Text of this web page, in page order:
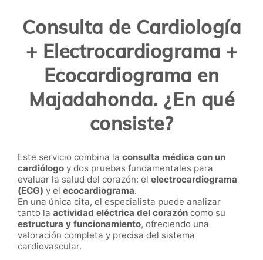
Consulta de Cardiología
+ Electrocardiograma +
Ecocardiograma en
Majadahonda. ¿En qué
consiste?
Este servicio combina la consulta médica con un
cardiólogo y dos pruebas fundamentales para
evaluar la salud del corazón: el electrocardiograma
(ECG) y el ecocardiograma.
En una única cita, el especialista puede analizar
tanto la actividad eléctrica del corazón como su
estructura y funcionamiento, ofreciendo una
valoración completa y precisa del sistema
cardiovascular.